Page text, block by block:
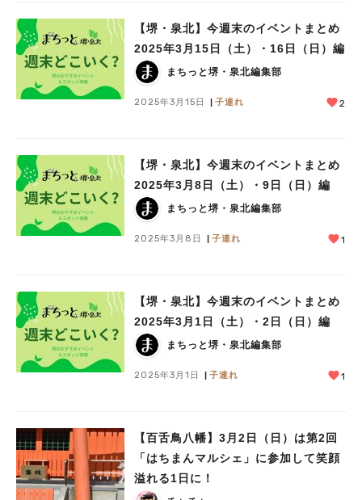
【堺・泉北】今週末のイベントまとめ
2025年3月15日（土）・16日（日）編
まちっと堺・泉北編集部
2025年3月15日 子連れ 2
【堺・泉北】今週末のイベントまとめ
2025年3月8日（土）・9日（日）編
まちっと堺・泉北編集部
2025年3月8日 子連れ 1
【堺・泉北】今週末のイベントまとめ
2025年3月1日（土）・2日（日）編
まちっと堺・泉北編集部
2025年3月1日 子連れ 1
【百舌鳥八幡】3月2日（日）は第2回
「はちまんマルシェ」に参加して笑顔
溢れる1日に！